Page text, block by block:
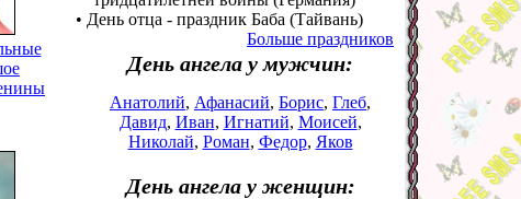
• День отца - праздник Баба (Тайвань)
Больше праздников
День ангела у мужчин:
Анатолий, Афанасий, Борис, Глеб,
Давид, Иван, Игнатий, Моисей,
Николай, Роман, Федор, Яков
День ангела у женщин: